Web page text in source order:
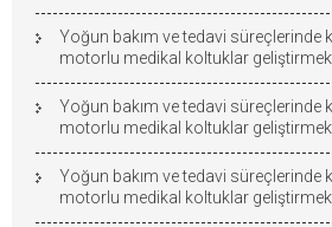
Yoğun bakım ve tedavi süreçlerinde
motorlu medikal koltuklar
Yoğun bakım ve tedavi süreçlerinde
motorlu medikal koltuklar
Yoğun bakım ve tedavi süreçlerinde
motorlu medikal koltuklar